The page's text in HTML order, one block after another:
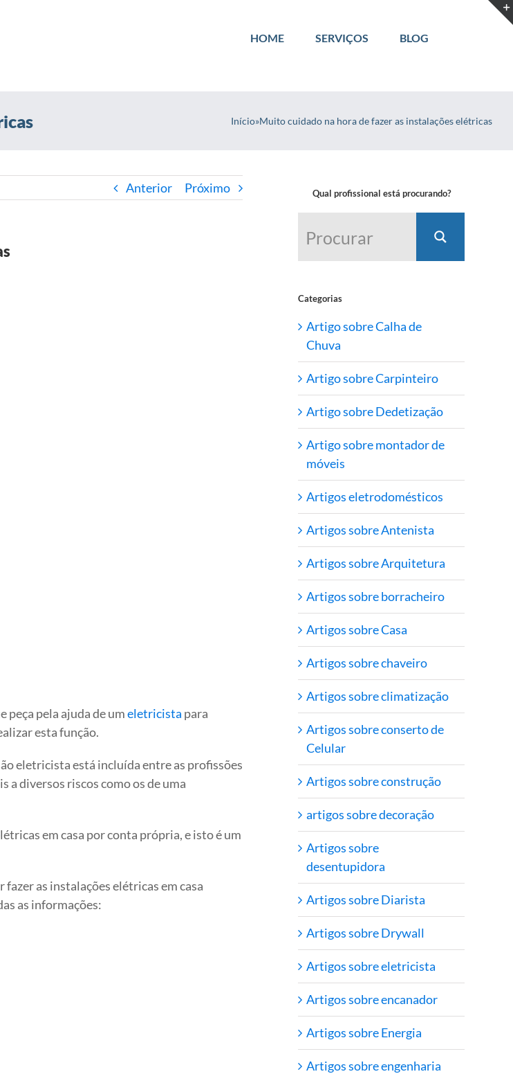
HOME SERVIÇOS BLOG
Início»Muito cuidado na hora de fazer as instalações elétricas
Anterior Próximo
peça pela ajuda de umeletricista para
esta função.
eletricista está incluída entre as profissões
a diversos riscos como os de uma
em casa por conta própria, e isto é um
as instalações elétricas em casa
as informações:
Qual profissional está procurando?
Categorias
Artigo sobre Calha de
Chuva
Artigo sobre Carpinteiro
Artigo sobre Dedetização
Artigo sobre montador de
móveis
Artigos eletrodomésticos
Artigos sobre Antenista
Artigos sobre Arquitetura
Artigos sobre borracheiro
Artigos sobre Casa
Artigos sobre chaveiro
Artigos sobre climatização
Artigos sobre conserto de
Celular
Artigos sobre construção
artigos sobre decoração
Artigos sobre
desentupidora
Artigos sobre Diarista
Artigos sobre Drywall
Artigos sobre eletricista
Artigos sobre encanador
Artigos sobre Energia
Artigos sobre engenharia